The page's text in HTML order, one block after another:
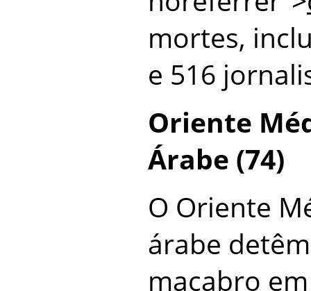
mortes,
e 516
Oriente
Árabe (74)
O Oriente
árabe
macabro